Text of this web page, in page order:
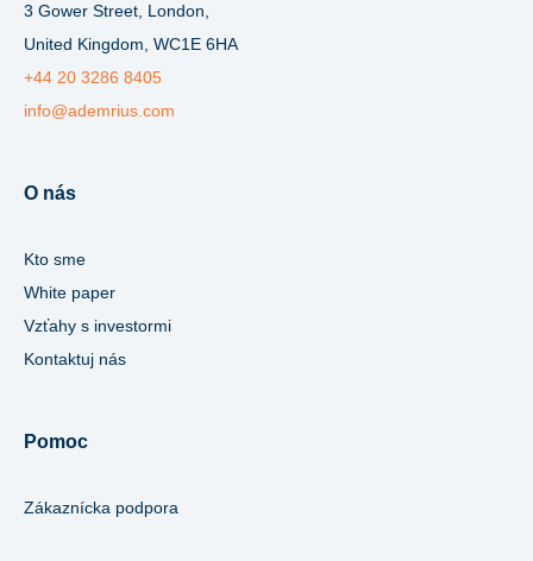
3 Gower Street, London,
United Kingdom, WC1E 6HA
+44 20 3286 8405
info@ademrius.com
O nás
Kto sme
White paper
Vzťahy s investormi
Kontaktuj nás
Pomoc
Zákaznícka podpora